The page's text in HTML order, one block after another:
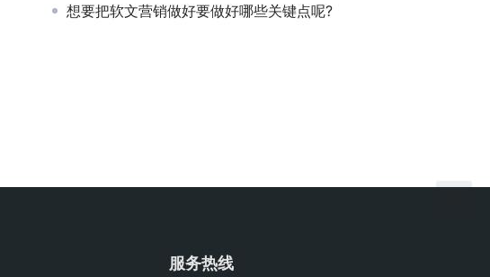
想要把软文营销做好要做好哪些关键点呢?
服务热线